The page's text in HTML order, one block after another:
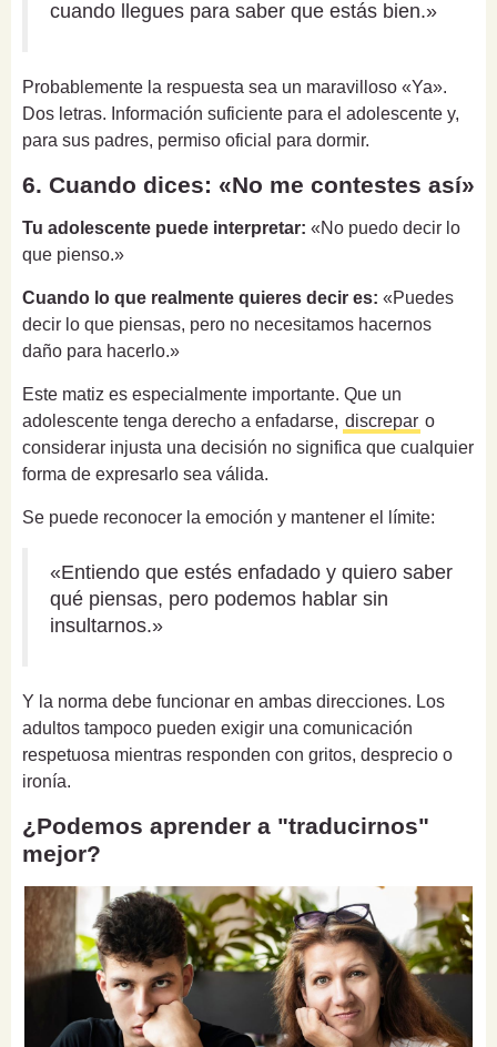
cuando llegues para saber que estás bien.»
Probablemente la respuesta sea un maravilloso «Ya».
Dos letras. Información suficiente para el adolescente y,
para sus padres, permiso oficial para dormir.
6. Cuando dices: «No me contestes así»
Tu adolescente puede interpretar: «No puedo decir lo
que pienso.»
Cuando lo que realmente quieres decir es: «Puedes
decir lo que piensas, pero no necesitamos hacernos
daño para hacerlo.»
Este matiz es especialmente importante. Que un
adolescente tenga derecho a enfadarse, discrepar o
considerar injusta una decisión no significa que cualquier
forma de expresarlo sea válida.
Se puede reconocer la emoción y mantener el límite:
«Entiendo que estés enfadado y quiero saber
qué piensas, pero podemos hablar sin
insultarnos.»
Y la norma debe funcionar en ambas direcciones. Los
adultos tampoco pueden exigir una comunicación
respetuosa mientras responden con gritos, desprecio o
ironía.
¿Podemos aprender a "traducirnos"
mejor?